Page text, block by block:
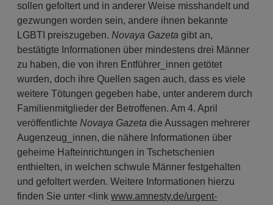
sollen gefoltert und in anderer Weise misshandelt und
gezwungen worden sein, andere ihnen bekannte
LGBTI preiszugeben.Novaya Gazeta gibt an,
bestätigte Informationen über mindestens drei Männer
zu haben, die von ihren Entführer_innen getötet
wurden, doch ihre Quellen sagen auch, dass es viele
weitere Tötungen gegeben habe, unter anderem durch
Familienmitglieder der Betroffenen. Am 4. April
veröffentlichteNovaya Gazeta die Aussagen mehrerer
Augenzeug_innen, die nähere Informationen über
geheime Hafteinrichtungen in Tschetschenien
enthielten, in welchen schwule Männer festgehalten
und gefoltert werden. Weitere Informationen hierzu
finden Sie unter <linkwww.amnesty.de/urgent-